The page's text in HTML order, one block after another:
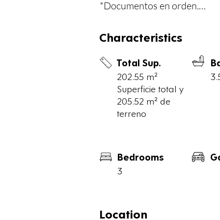
*Documentos en orden.
*Paseo Montejo: 1.1 km
*Parque Santa Ana: 900 mts.
*Parque Santa Lucía: 1.2 km
*Zócalo: 1.7 km
-Construcción nueva en 2
-Piscina con acabado de
-instalaciones eléctricas y
Characteristics
Total Sup.
202.55 m²
Superficie total y
205.52 m² de
terreno
Bedrooms
3
Location